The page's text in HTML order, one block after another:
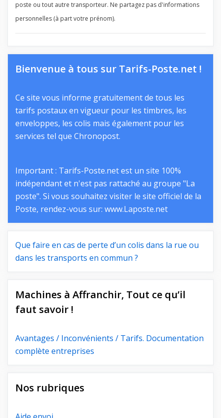
poste ou tout autre transporteur. Ne partagez pas d'informations
personnelles (à part votre prénom).
Bienvenue à tous sur Tarifs-Poste.net !
Ce site vous informe gratuitement de tous les
tarifs postaux en vigueur pour les timbres, les
enveloppes, les colis mais également pour les
services tel que Chronopost.
Important : Tarifs-Poste.net est un site 100%
indépendant et n'est pas rattaché au groupe "La
poste". Si vous souhaitez visiter le site officiel de la
Poste, rendez-vous sur: www.Laposte.net
Que faire en cas de perte d’un colis dans la rue ou
dans les transports en commun ?
Machines à Affranchir, Tout ce qu’il
faut savoir !
Avantages / Inconvénients / Tarifs. Documentation
complète entreprises
Nos rubriques